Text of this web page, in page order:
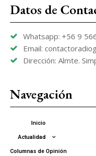
Datos de
Whatsapp: +56 9
Email:
Dirección: Almte.
Navegación
Inicio
Actualidad
Columnas de Opinión